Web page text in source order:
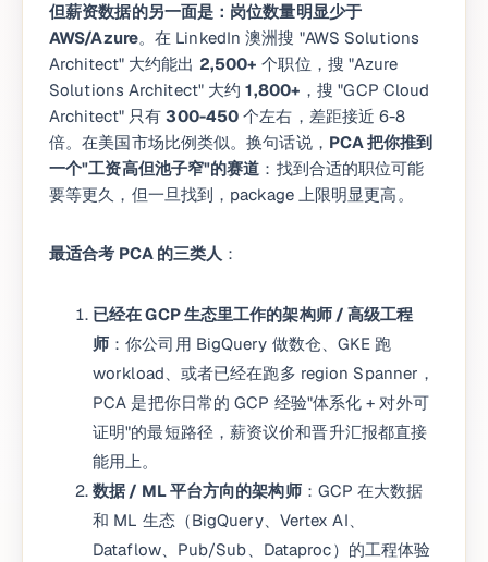
但薪资数据的另一面是：岗位数量明显少于
AWS/Azure。在 LinkedIn 澳洲搜 "AWS Solutions
Architect" 大约能出 2,500+ 个职位，搜 "Azure
Solutions Architect" 大约1,800+ ，搜 "GCP Cloud
Architect" 只有300-450 个左右，差距接近 6-8
倍。在美国市场比例类似。换句话说， PCA 把你推到
一个"工资高但池子窄"的赛道 ：找到合适的职位可能
要等更久，但一旦找到，package 上限明显更高。
最适合考 PCA 的三类人 ：
已经在 GCP 生态里工作的架构师 / 高级工程
师 ：你公司用 BigQuery 做数仓、GKE 跑
workload、或者已经在跑多 region Spanner，
PCA 是把你日常的 GCP 经验"体系化 + 对外可
证明"的最短路径，薪资议价和晋升汇报都直接
能用上。
数据 / ML 平台方向的架构师：GCP 在大数据
和 ML 生态（BigQuery、Vertex AI、
Dataflow、Pub/Sub、Dataproc）的工程体验